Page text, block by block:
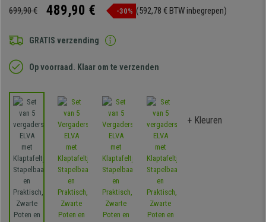
699,90 € 489,90 € -30% (592,78 € BTW inbegrepen)
GRATIS verzending
Op voorraad. Klaar om te verzenden
+ Kleuren